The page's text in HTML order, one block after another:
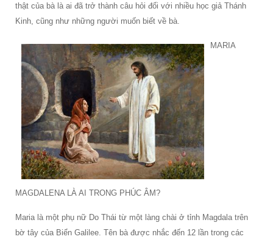
thật của bà là ai đã trở thành câu hỏi đối với nhiều học giả Thánh
Kinh, cũng như những người muốn biết về bà.
MARIA
MAGDALENA LÀ AI TRONG PHÚC ÂM?
Maria là một phụ nữ Do Thái từ một làng chài ở tỉnh Magdala trên
bờ tây của Biển Galilee. Tên bà được nhắc đến 12 lần trong các